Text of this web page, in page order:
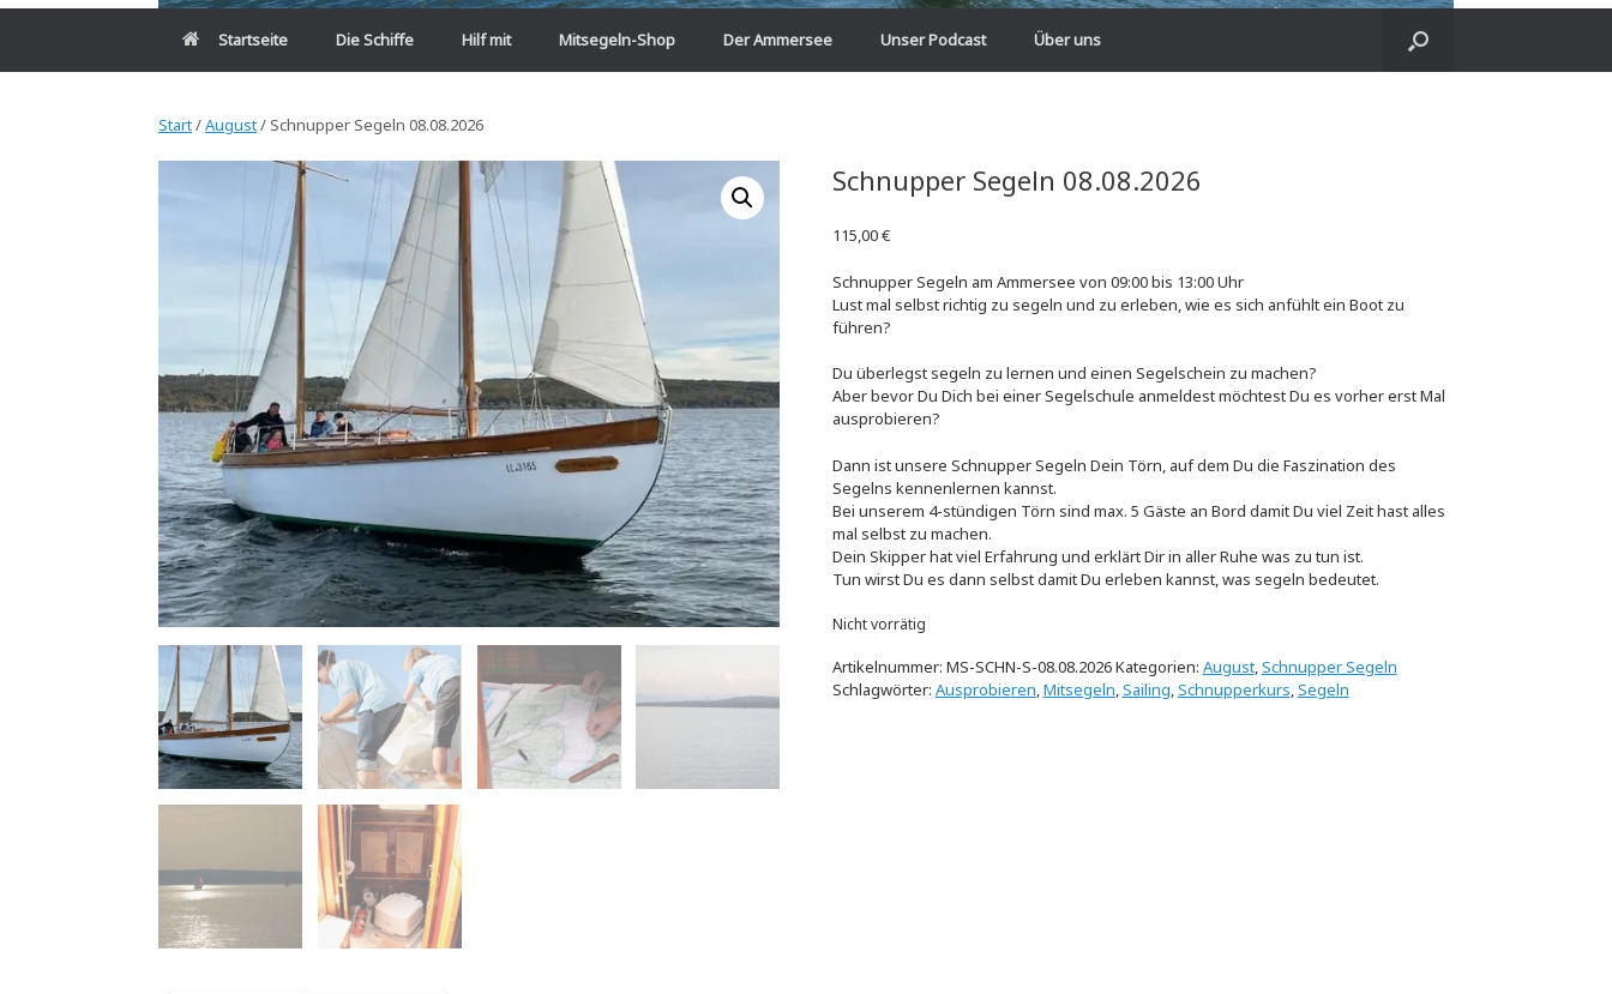
Startseite Die Schiffe Hilf mit Mitsegeln-Shop Der Ammersee Unser Podcast Über uns
Start/August/ Schnupper Segeln 08.08.2026
Schnupper Segeln 08.08.2026
115,00€
Schnupper Segeln am Ammersee von 09:00 bis 13:00 Uhr
Lust mal selbst richtig zu segeln und zu erleben, wie es sich anfühlt ein Boot zu
führen?
Du überlegst segeln zu lernen und einen Segelschein zu machen?
Aber bevor Du Dich bei einer Segelschule anmeldest möchtest Du es vorher erst Mal
ausprobieren?
Dann ist unsere Schnupper Segeln Dein Törn, auf dem Du die Faszination des
Segelns kennenlernen kannst.
Bei unserem 4-stündigen Törn sind max. 5 Gäste an Bord damit Du viel Zeit hast alles
mal selbst zu machen.
Dein Skipper hat viel Erfahrung und erklärt Dir in aller Ruhe was zu tun ist.
Tun wirst Du es dann selbst damit Du erleben kannst, was segeln bedeutet.
Nicht vorrätig
Artikelnummer: MS-SCHN-S-08.08.2026Kategorien: August,Schnupper Segeln
Schlagwörter: Ausprobieren,Mitsegeln,Sailing,Schnupperkurs,Segeln